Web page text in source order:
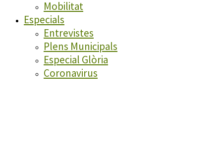
Mobilitat
Especials
Entrevistes
Plens Municipals
Especial Glòria
Coronavirus